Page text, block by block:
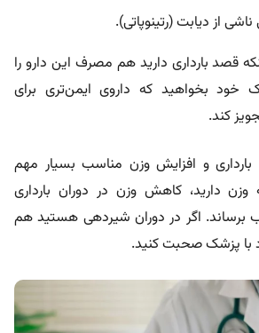
از دیابت (رتینوپاتی).
از اینکه قصد بارداری دارید هم مصرف این دارو را
خود بخواهید که داروی ایمن‌تری برای
کند.
بارداری و افزایش وزن مناسب بسیار مهم
دارید، کاهش وزن در دوران بارداری
برساند. اگر در دوران شیردهی هستید هم
با پزشک صحبت کنید.